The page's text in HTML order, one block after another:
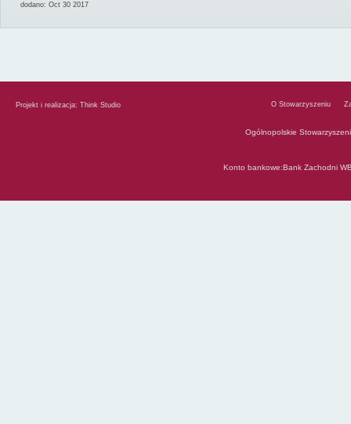
dodano: Oct 30 2017
Projekt i realizacja: Think Studio O Stowarzyszeniu
Ogólnopolskie
Konto bankowe:Bank Zachodni